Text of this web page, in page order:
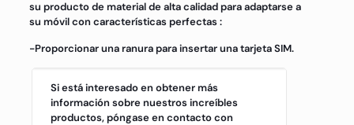
su producto de material de alta calidad para adaptarse a
su móvil con características perfectas :
-Proporcionar una ranura para insertar una tarjeta SIM.
Si está interesado en obtener más
información sobre nuestros increíbles
productos, póngase en contacto con